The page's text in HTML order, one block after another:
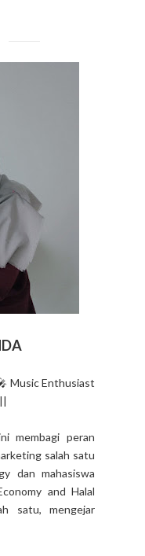
Music Enthusiast
membagi peran
salah satu
dan mahasiswa
and Halal
satu, mengejar